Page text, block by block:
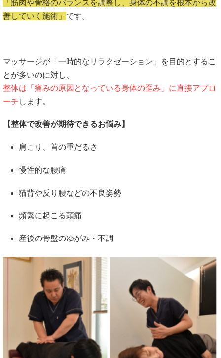
「筋肉や骨格のバランスを調整し、身体の不調を根本から改
善していく施術」 です。
マッサージが「一時的なリラクゼーション」を目的とするこ
とが多いのに対し、
整体は「痛みの原因となっている身体の歪み」に直接アプロ
ーチ します。
【整体で改善が期待できるお悩み】
肩こり、首の重だるさ
慢性的な腰痛
猫背や反り腰などの不良姿勢
頻繁に起こる頭痛
産後の骨盤のゆがみ・不調